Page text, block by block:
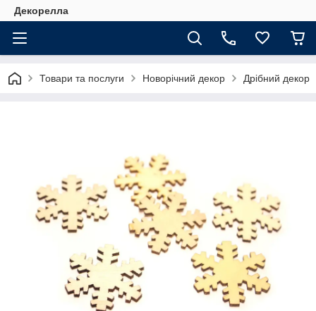
Декорелла
Товари та послуги Новорічний декор Дрібний декор